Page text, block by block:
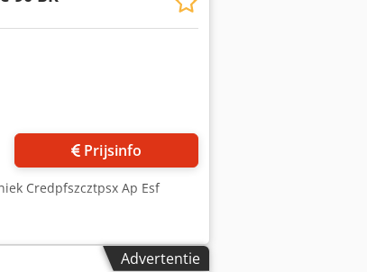
Prijsinfo
Credpfszcztpsx Ap Esf
Advertentie